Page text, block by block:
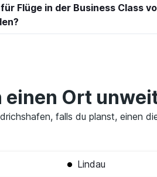
Flüge in der Business Class
einen Ort
falls du planst, einen
Lindau